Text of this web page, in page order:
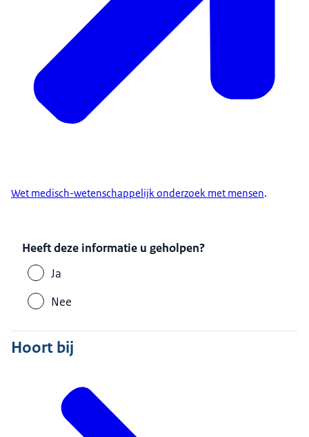
Wet medisch-wetenschappelijk onderzoek met mensen.
Heeft deze informatie u geholpen?
Ja
Nee
Hoort bij